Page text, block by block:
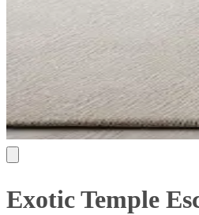
Exotic Temple